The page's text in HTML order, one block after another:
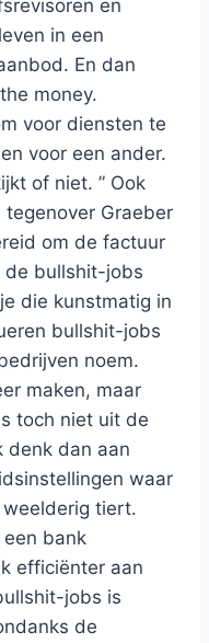
en
in een
En dan
money.
voor diensten te
voor een ander.
of niet. ” Ook
Graeber
om de factuur
de bullshit-jobs
die kunstmatig in
bullshit-jobs
noem.
maken, maar
toch niet uit de
denk dan aan
waar
tiert.
bank
efficiënter aan
jobs is
de